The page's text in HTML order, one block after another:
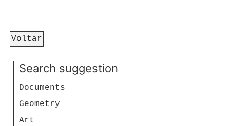
Voltar
Search suggestion
Documents
Geometry
Art